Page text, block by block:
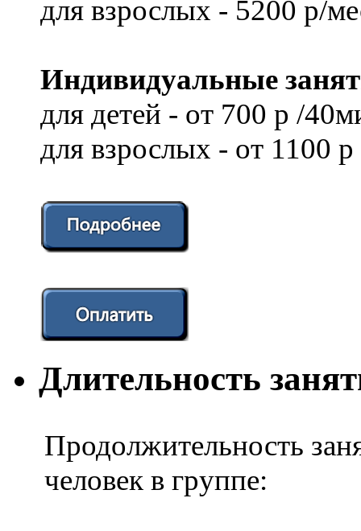
для взрослых - 5200 р/
Индивидуальные
для детей - от 700 р /
для взрослых - от 1100
Длительность
Продолжительность
человек в группе: